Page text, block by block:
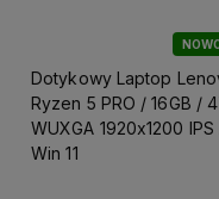
Dotykowy Laptop
Ryzen 5 PRO / 16GB / 4TB SSD
WUXGA 1920x1200
Win 11